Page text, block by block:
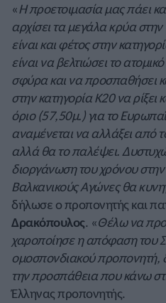
«Η προετοιμασία μας πάει
αρχίσει τα μεγάλα κρύα στην
είναι και φέτος στην
είναι να βελτιώσει το
σφύρα και να προσπαθήσει
στην κατηγορία Κ20 να ρίξει
όριο (57,50μ.) για το
αναμένεται να αλλάξει από
αλλά θα το παλέψει.
διοργάνωση του χρόνου
Βαλκανικούς Αγώνες θα
δήλωσε ο προπονητής και
Δρακόπουλος. «Θέλω να
χαροποίησε η απόφαση του
ομοσπονδιακού προπονητή,
την προσπάθεια που κάνω
Έλληνας προπονητής.